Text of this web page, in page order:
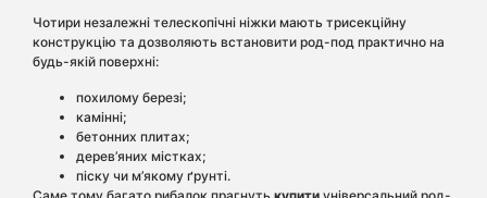
Чотири незалежні телескопічні ніжки мають трисекційну
конструкцію та дозволяють встановити род-под практично на
будь-якій поверхні:
похилому березі;
камінні;
бетонних плитах;
дерев’яних містках;
піску чи м’якому ґрунті.